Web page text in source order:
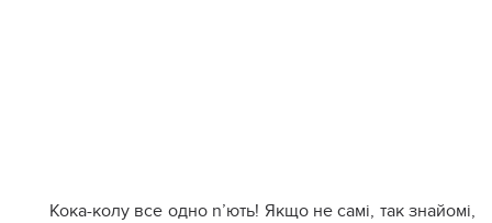
Кока-колу все одно n’ють! Якщо не самі, так знайомі,